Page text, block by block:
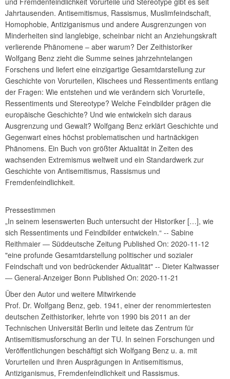
Jahrtausenden. Antisemitismus, Rassismus, Muslimfeindschaft,
Homophobie, Antiziganismus und andere Ausgrenzungen von
Minderheiten sind langlebige, scheinbar nicht an Anziehungskraft
verlierende Phänomene – aber warum? Der Zeithistoriker
Wolfgang Benz zieht die Summe seines jahrzehntelangen
Forschens und liefert eine einzigartige Gesamtdarstellung zur
Geschichte von Vorurteilen, Klischees und Ressentiments entlang
der Fragen: Wie entstehen und wie verändern sich Vorurteile,
Ressentiments und Stereotype? Welche Feindbilder prägen die
europäische Geschichte? Und wie entwickeln sich daraus
Ausgrenzung und Gewalt? Wolfgang Benz erklärt Geschichte und
Gegenwart eines höchst problematischen und hartnäckigen
Phänomens. Ein Buch von größter Aktualität in Zeiten des
wachsenden Extremismus weltweit und ein Standardwerk zur
Geschichte von Antisemitismus, Rassismus und
Fremdenfeindlichkeit.
Pressestimmen
„In seinem lesenswerten Buch untersucht der Historiker […], wie
sich Ressentiments und Feindbilder entwickeln.“ -- Sabine
Reithmaier ― Süddeutsche Zeitung Published On: 2020-11-12
"eine profunde Gesamtdarstellung politischer und sozialer
Feindschaft und von bedrückender Aktualität" -- Dieter Kaltwasser
― General-Anzeiger Bonn Published On: 2020-11-21
Über den Autor und weitere Mitwirkende
Prof. Dr. Wolfgang Benz, geb. 1941, einer der renommiertesten
deutschen Zeithistoriker, lehrte von 1990 bis 2011 an der
Technischen Universität Berlin und leitete das Zentrum für
Antisemitismusforschung an der TU. In seinen Forschungen und
Veröffentlichungen beschäftigt sich Wolfgang Benz u. a. mit
Vorurteilen und ihren Ausprägungen in Antisemitismus,
Antiziganismus, Fremdenfeindlichkeit und Rassismus.